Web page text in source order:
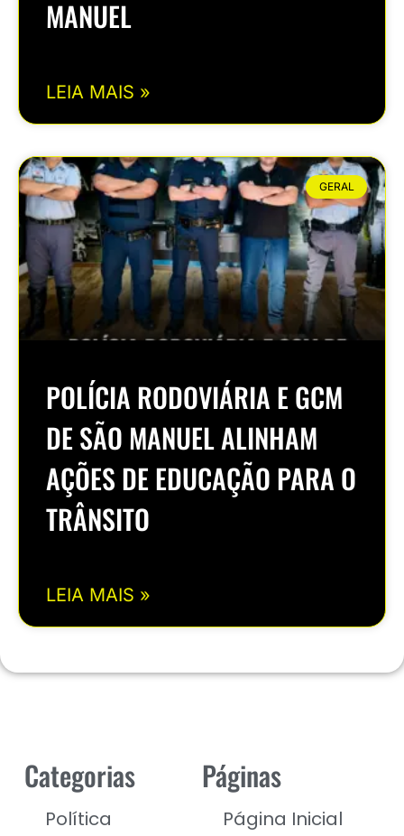
MANUEL
LEIA MAIS »
GERAL
POLÍCIA RODOVIÁRIA E GCM
DE SÃO MANUEL ALINHAM
AÇÕES DE EDUCAÇÃO PARA O
TRÂNSITO
LEIA MAIS »
Categorias
Política
Páginas
Página Inicial